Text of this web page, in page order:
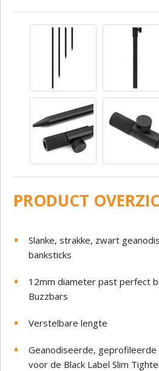
PRODUCT
Slanke, strakke, zwart
banksticks
12mm diameter past perfect
Buzzbars
Verstelbare lengte
Geanodiseerde,
voor de Black Label Slim